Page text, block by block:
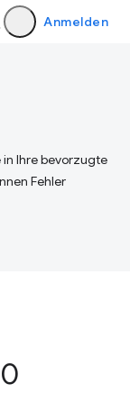
Anmelden
Ihre bevorzugte
Fehler
0